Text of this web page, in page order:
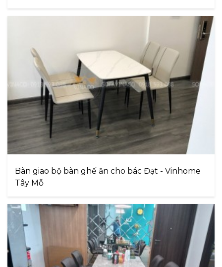
Bàn giao bộ bàn ghế ăn cho bác Đạt - Vinhome
Tây Mỗ